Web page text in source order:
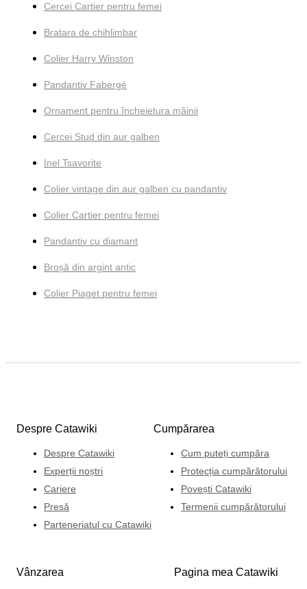
Cercei Cartier pentru femei
Bratara de chihlimbar
Colier Harry Winston
Pandantiv Fabergé
Ornament pentru încheietura mâinii
Cercei Stud din aur galben
Inel Tsavorite
Colier vintage din aur galben cu pandantiv
Colier Cartier pentru femei
Pandantiv cu diamant
Broșă din argint antic
Colier Piaget pentru femei
Despre Catawiki
Despre Catawiki
Experții noștri
Cariere
Presă
Parteneriatul cu Catawiki
Cumpărarea
Cum puteți cumpăra
Protecția cumpărătorului
Povești Catawiki
Termenii cumpărătorului
Vânzarea Pagina mea Catawiki